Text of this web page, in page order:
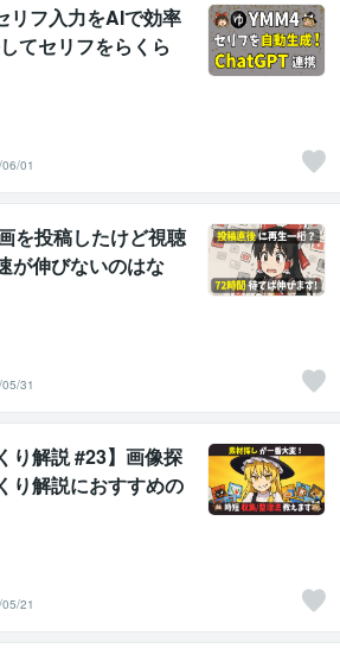
リフ入力をAIで効率
てセリフをらくら
発行から、YMM4
すく解説します
01
を投稿したけど視聴
が伸びないのはな
「初速テスト！」7
る仕組みを教えま
31
り解説 #23】画像探
り解説におすすめの
整理整頓法をわかり
21